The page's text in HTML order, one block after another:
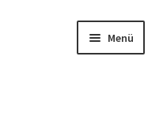
Menü